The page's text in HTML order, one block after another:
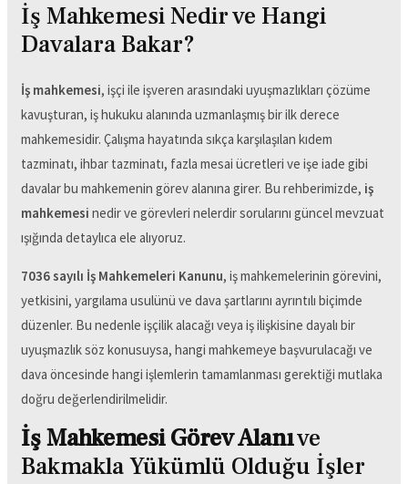
İş Mahkemesi Nedir ve Hangi
Davalara Bakar?
İş mahkemesi, işçi ile işveren arasındaki uyuşmazlıkları çözüme
kavuşturan, iş hukuku alanında uzmanlaşmış bir ilk derece
mahkemesidir. Çalışma hayatında sıkça karşılaşılan kıdem
tazminatı, ihbar tazminatı, fazla mesai ücretleri ve işe iade gibi
davalar bu mahkemenin görev alanına girer. Bu rehberimizde, iş
mahkemesi nedir ve görevleri nelerdir sorularını güncel mevzuat
ışığında detaylıca ele alıyoruz.
7036 sayılı İş Mahkemeleri Kanunu, iş mahkemelerinin görevini,
yetkisini, yargılama usulünü ve dava şartlarını ayrıntılı biçimde
düzenler. Bu nedenle işçilik alacağı veya iş ilişkisine dayalı bir
uyuşmazlık söz konusuysa, hangi mahkemeye başvurulacağı ve
dava öncesinde hangi işlemlerin tamamlanması gerektiği mutlaka
doğru değerlendirilmelidir.
İş Mahkemesi Görev Alanıve
Bakmakla Yükümlü Olduğu İşler